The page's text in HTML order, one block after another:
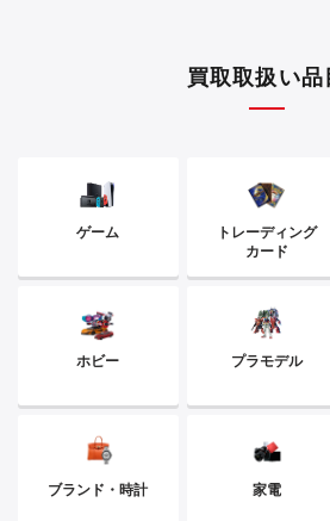
買取取扱い品
ゲーム
トレーディング
カード
ホビー プラモデル
ブランド・時計 家電